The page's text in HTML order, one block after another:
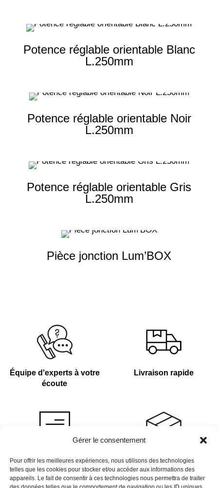
Gérer le consentement
Pour offrir les meilleures expériences, nous utilisons des technologies
telles que les cookies pour stocker et/ou accéder aux informations des
appareils. Le fait de consentir à ces technologies nous permettra de traiter
Potence réglable orientable Blanc
L.250mm
Potence réglable orientable Noir
L.250mm
Potence réglable orientable Gris
L.250mm
Pièce jonction Lum’BOX
Équipe d'experts à votre
écoute
Livraison rapide
Devis sur demande
Plus de 4 000 références
en stock